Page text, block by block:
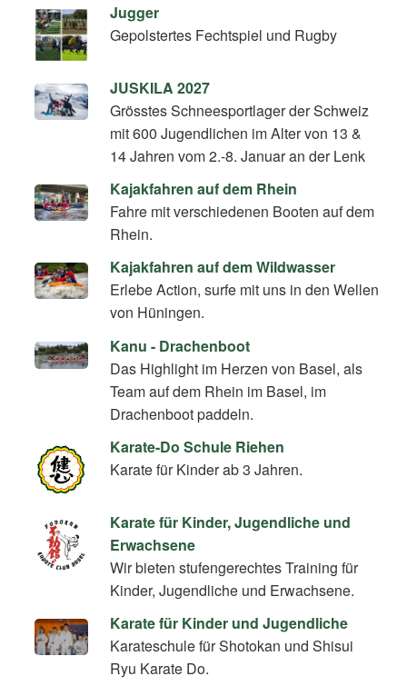
Jugger
Gepolstertes Fechtspiel und Rugby
JUSKILA 2027
Grösstes Schneesportlager der Schweiz
mit 600 Jugendlichen im Alter von 13 &
14 Jahren vom 2.-8. Januar an der Lenk
Kajakfahren auf dem Rhein
Fahre mit verschiedenen Booten auf dem
Rhein.
Kajakfahren auf dem Wildwasser
Erlebe Action, surfe mit uns in den Wellen
von Hüningen.
Kanu - Drachenboot
Das Highlight im Herzen von Basel, als
Team auf dem Rhein im Basel, im
Drachenboot paddeln.
Karate-Do Schule Riehen
Karate für Kinder ab 3 Jahren.
Karate für Kinder, Jugendliche und
Erwachsene
Wir bieten stufengerechtes Training für
Kinder, Jugendliche und Erwachsene.
Karate für Kinder und Jugendliche
Karateschule für Shotokan und Shisui
Ryu Karate Do.